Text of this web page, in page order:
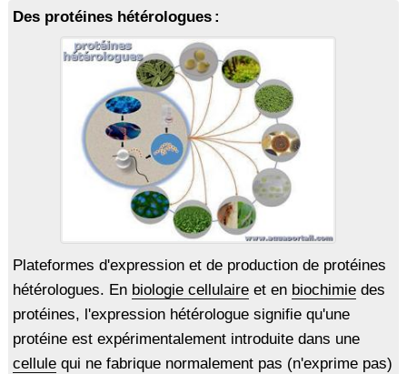
Des protéines hétérologues :
Plateformes d'expression et de production de protéines
hétérologues. En biologie cellulaireet en biochimiedes
protéines, l'expression hétérologue signifie qu'une
protéine est expérimentalement introduite dans une
cellulequi ne fabrique normalement pas (n'exprime pas)